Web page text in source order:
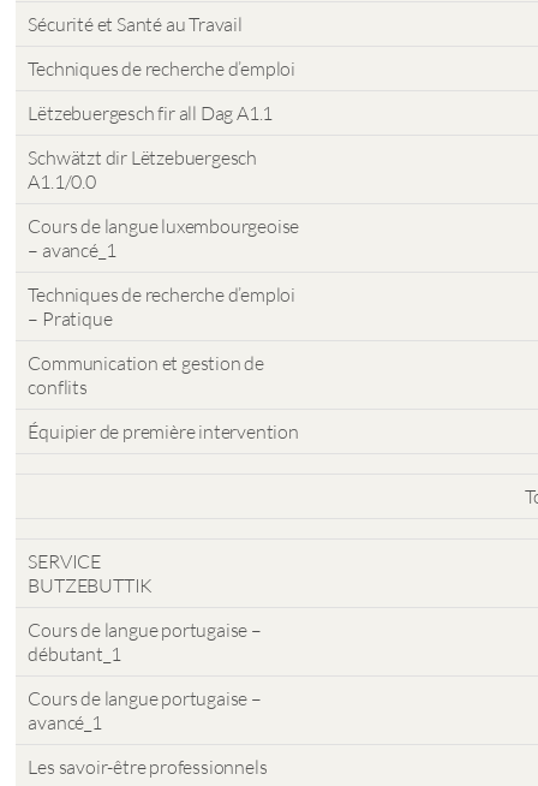
Sécurité et Santé au Travail
Techniques de recherche d’emploi
Lëtzebuergesch fir all Dag A1.1
Schwätzt dir Lëtzebuergesch
A1.1/0.0
Cours de langue luxembourgeoise
– avancé_1
Techniques de recherche d’emploi
– Pratique
Communication et gestion de
conflits
Équipier de première intervention
SERVICE
BUTZEBUTTIK
Cours de langue portugaise –
débutant_1
Cours de langue portugaise –
avancé_1
Les savoir-être professionnels